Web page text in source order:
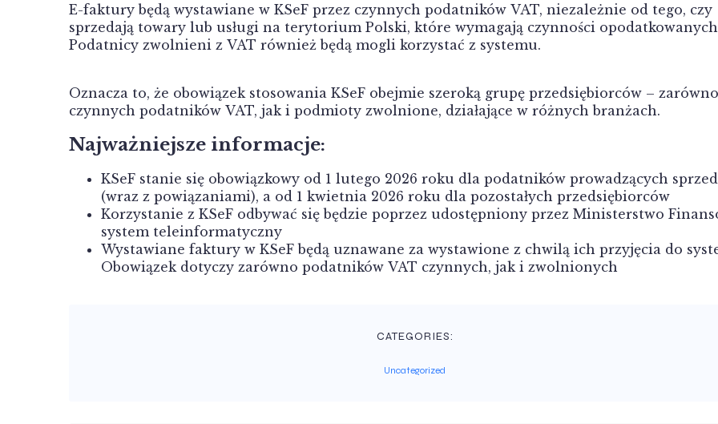
E-faktury będą wystawiane w KSeF przez czynnych podatników VAT, niezależnie od tego, czy
sprzedają towary lub usługi na terytorium Polski, które wymagają czynności opodatkowanych
Podatnicy zwolnieni z VAT również będą mogli korzystać z systemu.
Oznacza to, że obowiązek stosowania KSeF obejmie szeroką grupę przedsiębiorców – zarówno
czynnych podatników VAT, jak i podmioty zwolnione, działające w różnych branżach.
Najważniejsze informacje:
KSeF stanie się obowiązkowy od 1 lutego 2026 roku dla podatników prowadzących
(wraz z powiązaniami), a od 1 kwietnia 2026 roku dla pozostałych przedsiębiorców
Korzystanie z KSeF odbywać się będzie poprzez udostępniony przez Ministerstwo
system teleinformatyczny
Wystawiane faktury w KSeF będą uznawane za wystawione z chwilą ich przyjęcia do
Obowiązek dotyczy zarówno podatników VAT czynnych, jak i zwolnionych
CATEGORIES:
Uncategorized